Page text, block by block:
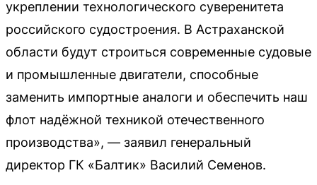
укреплении технологического суверенитета
российского судостроения. В Астраханской
области будут строиться современные судовые
и промышленные двигатели, способные
заменить импортные аналоги и обеспечить наш
флот надёжной техникой отечественного
производства», — заявил генеральный
директор ГК «Балтик» Василий Семенов.